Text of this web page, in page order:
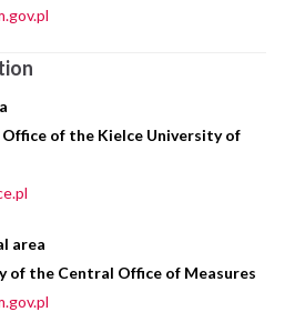
of the Kielce University of
area
of the Central Office of Measures